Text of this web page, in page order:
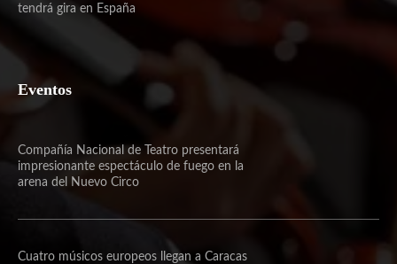
tendrá gira en España
Eventos
Compañía Nacional de Teatro presentará
impresionante espectáculo de fuego en la
arena del Nuevo Circo
Cuatro músicos europeos llegan a Caracas